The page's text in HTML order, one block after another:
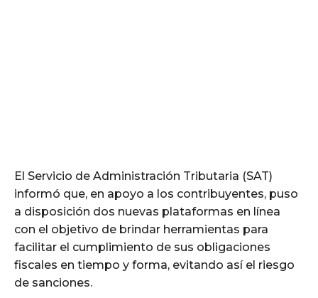
El Servicio de Administración Tributaria (SAT)
informó que, en apoyo a los contribuyentes, puso
a disposición dos nuevas plataformas en línea
con el objetivo de brindar herramientas para
facilitar el cumplimiento de sus obligaciones
fiscales en tiempo y forma, evitando así el riesgo
de sanciones.